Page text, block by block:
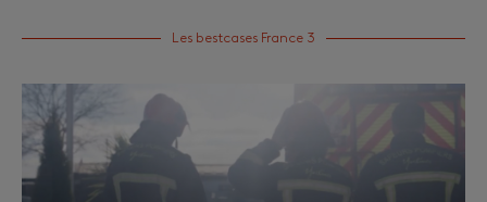
Les bestcases France 3